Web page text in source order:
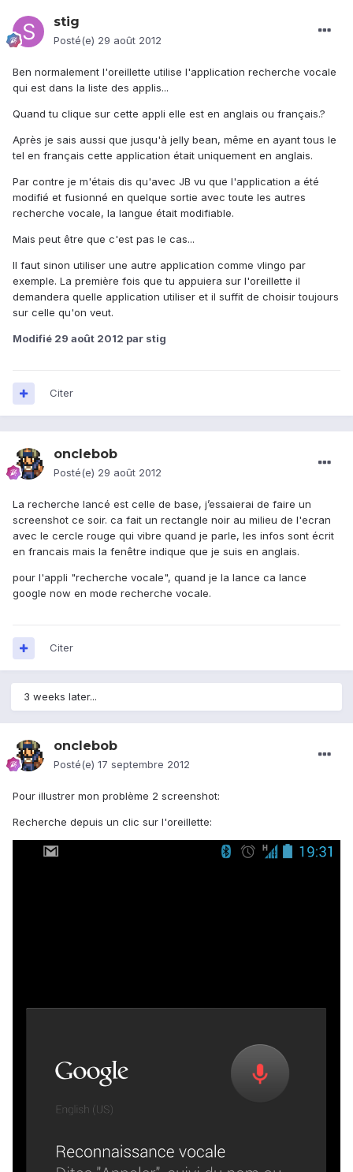
stig
Posté(e) 29 août 2012
Ben normalement l'oreillette utilise l'application recherche vocale
qui est dans la liste des applis...
Quand tu clique sur cette appli elle est en anglais ou français.?
Après je sais aussi que jusqu'à jelly bean, même en ayant tous le
tel en français cette application était uniquement en anglais.
Par contre je m'étais dis qu'avec JB vu que l'application a été
modifié et fusionné en quelque sortie avec toute les autres
recherche vocale, la langue était modifiable.
Mais peut être que c'est pas le cas...
Il faut sinon utiliser une autre application comme vlingo par
exemple. La première fois que tu appuiera sur l'oreillette il
demandera quelle application utiliser et il suffit de choisir toujours
sur celle qu'on veut.
Modifié 29 août 2012 par stig
Citer
onclebob
Posté(e) 29 août 2012
La recherche lancé est celle de base, j’essaierai de faire un
screenshot ce soir. ca fait un rectangle noir au milieu de l'ecran
avec le cercle rouge qui vibre quand je parle, les infos sont écrit
en francais mais la fenêtre indique que je suis en anglais.
pour l'appli "recherche vocale", quand je la lance ca lance
google now en mode recherche vocale.
Citer
3 weeks later...
onclebob
Posté(e) 17 septembre 2012
Pour illustrer mon problème 2 screenshot:
Recherche depuis un clic sur l'oreillette: